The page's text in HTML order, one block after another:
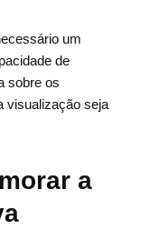
um
de
sobre os
visualização seja
a